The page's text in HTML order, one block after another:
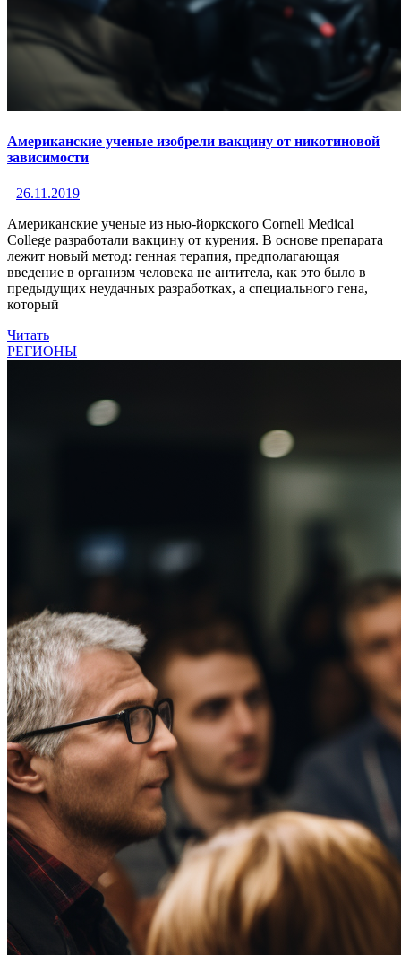
Американские ученые изобрели вакцину от никотиновой
зависимости
26.11.2019
Американские ученые из нью-йоркского Cornell Medical
College разработали вакцину от курения. В основе препарата
лежит новый метод: генная терапия, предполагающая
введение в организм человека не антитела, как это было в
предыдущих неудачных разработках, а специального гена,
который
Читать
РЕГИОНЫ